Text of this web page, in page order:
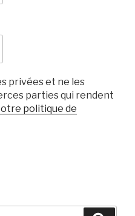
privées et ne les
parties qui rendent
politique de